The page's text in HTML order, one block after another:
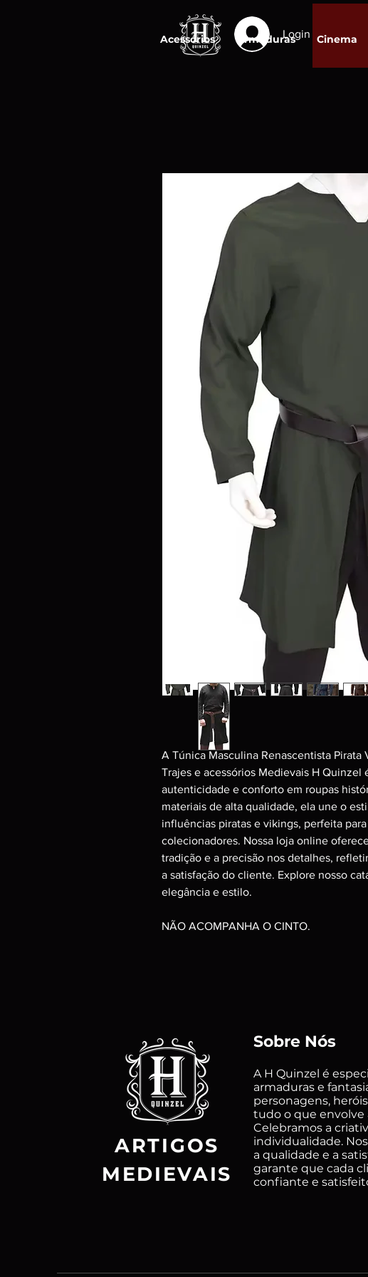
Login
Acessórios Armaduras Cinema
A Túnica Masculina Renascentista
Trajes e acessórios Medievais H Quinzel
autenticidade e conforto em roupas
materiais de alta qualidade, ela une o
influências piratas e vikings, perfeita
colecionadores. Nossa loja online
tradição e a precisão nos detalhes,
a satisfação do cliente. Explore nosso
elegância e estilo.
NÃO ACOMPANHA O CINTO.
ARTIGOS
MEDIEVAIS
Sobre Nós
A H Quinzel é
armaduras e
personagens,
tudo o que envolve
Celebramos a
individualidade.
a qualidade e a
garante que cada
confiante e